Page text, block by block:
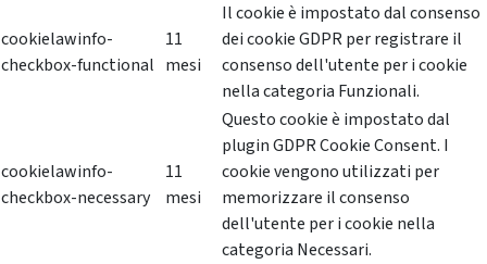
cookielawinfo-
checkbox-functional
11
mesi
Il cookie è impostato dal consenso
dei cookie GDPR per registrare il
consenso dell'utente per i cookie
nella categoria Funzionali.
cookielawinfo-
checkbox-necessary
11
mesi
Questo cookie è impostato dal
plugin GDPR Cookie Consent. I
cookie vengono utilizzati per
memorizzare il consenso
dell'utente per i cookie nella
categoria Necessari.